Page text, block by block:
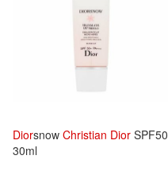
Diorsnow Christian Dior SPF50
30ml